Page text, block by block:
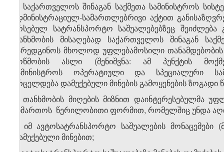
3. საქართველოს შინაგან საქმეთა სამინისტროს
ადმინისტრაციულ-სამართლებრივი აქტით
არსებულ სატრანსპორტო საშუალებებზეც შეიძლება
თანხმობის მისაღებად საქართველოს შინაგან
წარედგინოს მხოლოდ უფლებამოსილი
მოწმობის ასლი (შენიშვნა: ამ პუნქტის
სამინისტროს ოპერატიული და სპეციალური
ვრცელდება დამუქებული მინების გამოყენების ზოგადი
4. თანხმობის მიღების მიზნით დაინტერესებულმა
მიმართოს წერილობითი ფორმით, რომელშიც უნდა
ა) იმ ავტოსატრანსპორტო საშუალების
დამუქებული მინებით;